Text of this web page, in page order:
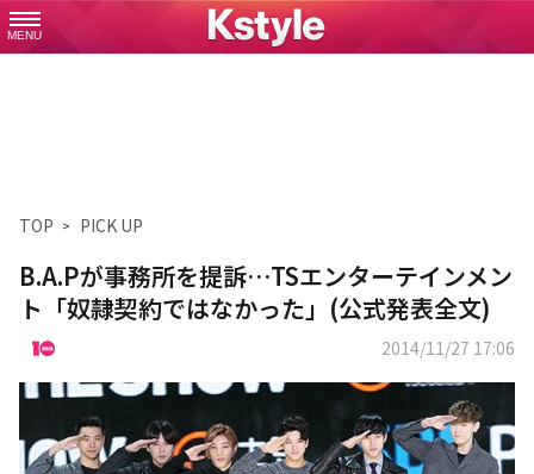
MENU
TOP PICK UP
B.A.Pが事務所を提訴…TSエンターテインメン
ト「奴隷契約ではなかった」(公式発表全文)
2014/11/27 17:06